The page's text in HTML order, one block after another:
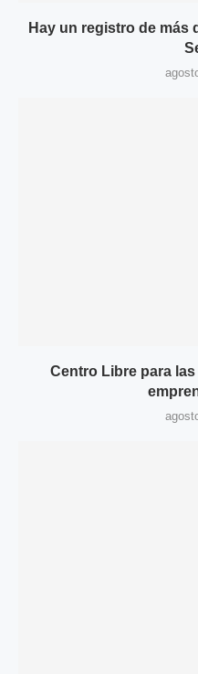
Hay un registro de más
Centro Libre para